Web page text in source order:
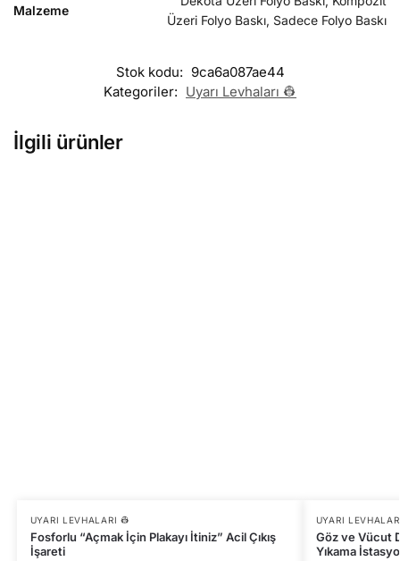
Malzeme
Üzeri Folyo Baskı, Sadece Folyo Baskı
Stok kodu: 9ca6a087ae44
Kategoriler: Uyarı Levhaları 👷
İlgili ürünler
UYARI LEVHALARI 👷
Fosforlu “Açmak İçin Plakayı İtiniz” Acil Çıkış
İşareti
UYARI
Göz ve Vücut
Yıkama